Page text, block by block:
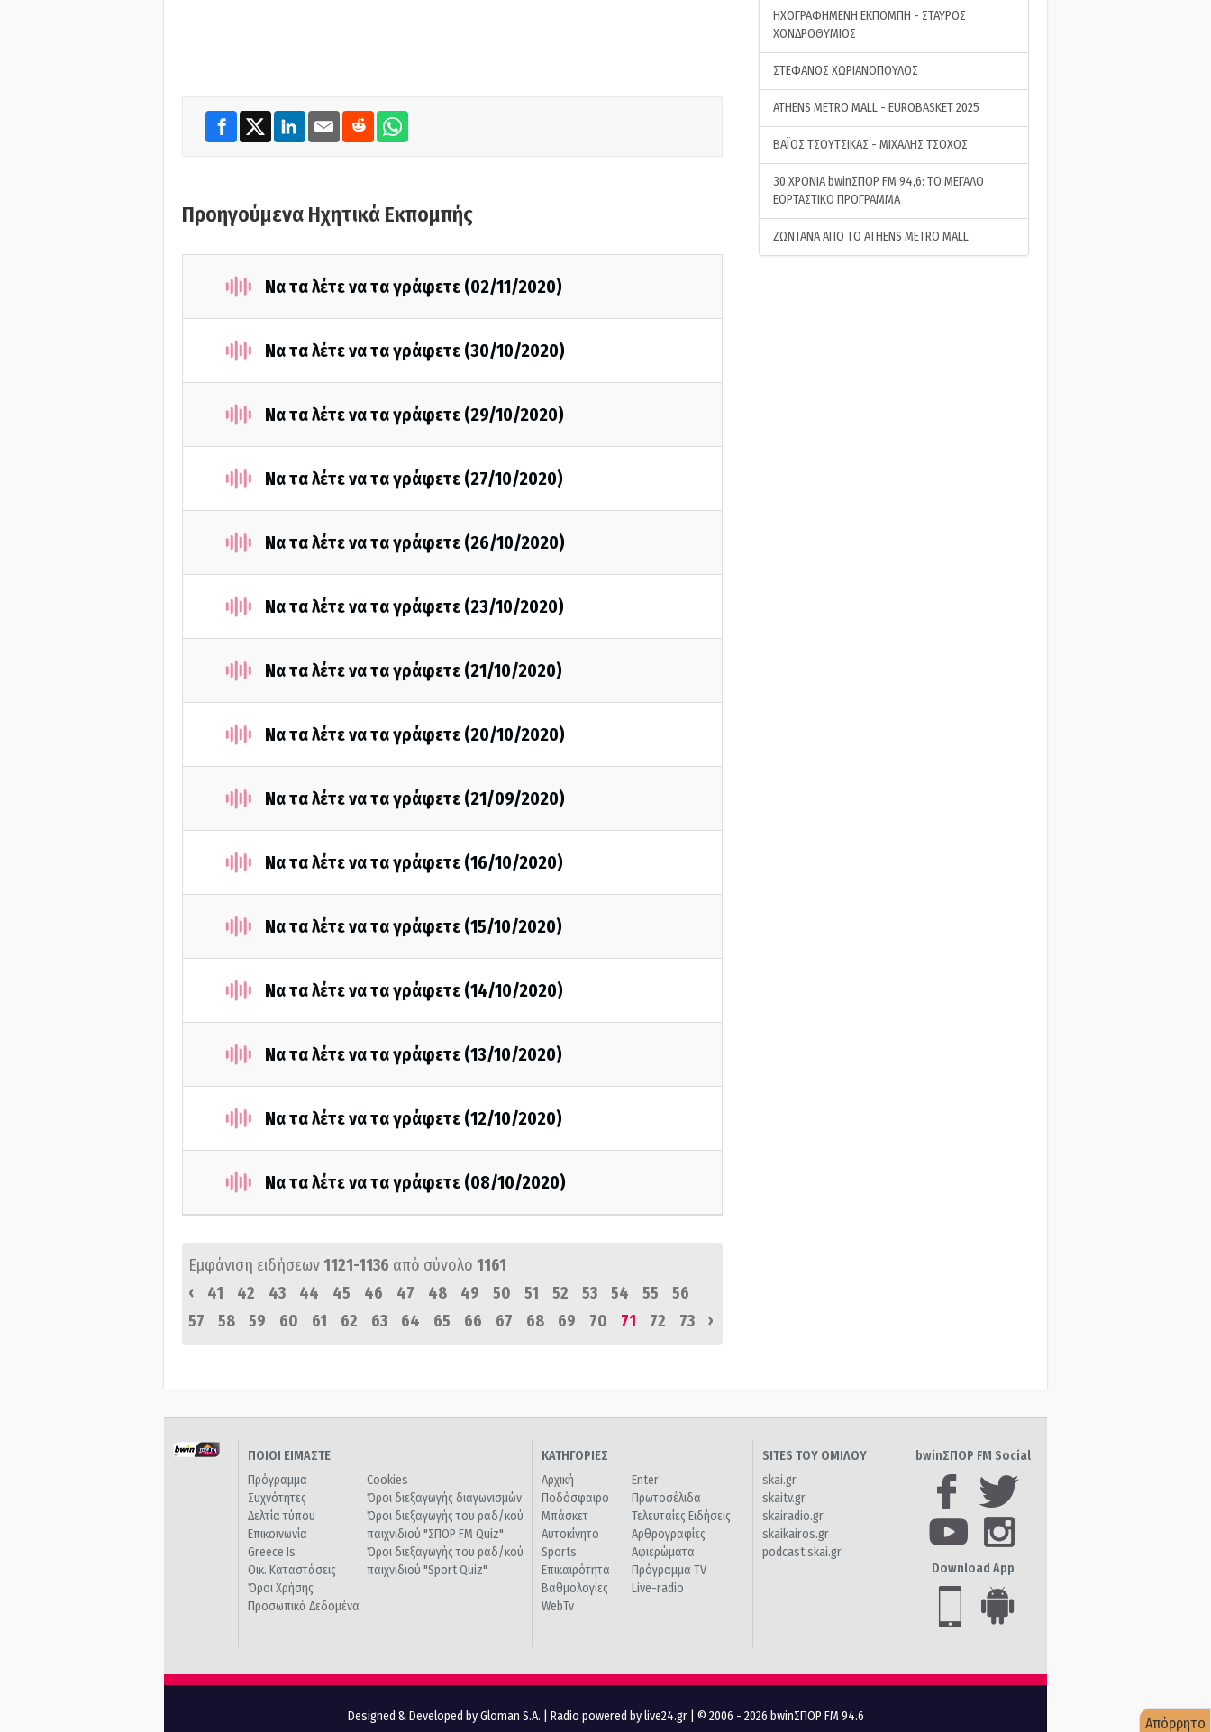
Προηγούμενα Ηχητικά Εκπομπής
Να τα λέτε να τα γράφετε (02/11/2020)
Να τα λέτε να τα γράφετε (30/10/2020)
Να τα λέτε να τα γράφετε (29/10/2020)
Να τα λέτε να τα γράφετε (27/10/2020)
Να τα λέτε να τα γράφετε (26/10/2020)
Να τα λέτε να τα γράφετε (23/10/2020)
Να τα λέτε να τα γράφετε (21/10/2020)
Να τα λέτε να τα γράφετε (20/10/2020)
Να τα λέτε να τα γράφετε (21/09/2020)
Να τα λέτε να τα γράφετε (16/10/2020)
Να τα λέτε να τα γράφετε (15/10/2020)
Να τα λέτε να τα γράφετε (14/10/2020)
Να τα λέτε να τα γράφετε (13/10/2020)
Να τα λέτε να τα γράφετε (12/10/2020)
Να τα λέτε να τα γράφετε (08/10/2020)
Εμφάνιση ειδήσεων1121-1136 από σύνολο 1161
‹
41 42 43 44 45 46 47 48 49 50 51 52 53 54 55
56
57
58 59 60 61 62 63 64 65 66 67 68 69 70 71 72 73 ›
ΗΧΟΓΡΑΦΗΜΕΝΗ ΕΚΠΟΜΠΗ - ΣΤΑΥΡΟΣ
ΧΟΝΔΡΟΘΥΜΙΟΣ
ΣΤΕΦΑΝΟΣ ΧΩΡΙΑΝΟΠΟΥΛΟΣ
ATHENS METRO MALL - EUROBASKET 2025
ΒΑΪΟΣ ΤΣΟΥΤΣΙΚΑΣ - ΜΙΧΑΛΗΣ ΤΣΟΧΟΣ
30 ΧΡΟΝΙΑ bwinΣΠΟΡ FM 94,6: ΤΟ ΜΕΓΑΛΟ
ΕΟΡΤΑΣΤΙΚΟ ΠΡΟΓΡΑΜΜΑ
ΖΩΝΤΑΝΑ ΑΠΟ ΤΟ ATHENS METRO MALL
ΠΟΙΟΙ ΕΙΜΑΣΤΕ
Πρόγραμμα
Συχνότητες
Δελτία τύπου
Επικοινωνία
Greece Is
Οικ. Καταστάσεις
Όροι Χρήσης
Προσωπικά Δεδομένα
Cookies
Όροι διεξαγωγής διαγωνισμών
Όροι διεξαγωγής του ραδ/κού
παιχνιδιού "ΣΠΟΡ FM Quiz"
Όροι διεξαγωγής του ραδ/κού
παιχνιδιού "Sport Quiz"
ΚΑΤΗΓΟΡΙΕΣ
Αρχική
Ποδόσφαιρο
Μπάσκετ
Αυτοκίνητο
Sports
Επικαιρότητα
Βαθμολογίες
WebTv
Enter
Πρωτοσέλιδα
Τελευταίες Ειδήσεις
Αρθρογραφίες
Αφιερώματα
Πρόγραμμα TV
Live-radio
SITES ΤΟΥ ΟΜΙΛΟΥ
skai.gr
skaitv.gr
skairadio.gr
skaikairos.gr
podcast.skai.gr
bwinΣΠΟΡ FM Social
Download App
Designed & Developed by Gloman S.A. Radio powered by live24.gr | © 2006 - 2026 bwinΣΠΟΡ FM 94.6 Απόρρητο